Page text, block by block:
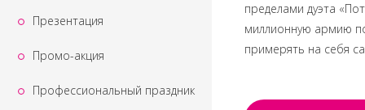
Презентация
Промо-акция
Профессиональный праздник
пределами дуэта
миллионную армию
примерять на себя